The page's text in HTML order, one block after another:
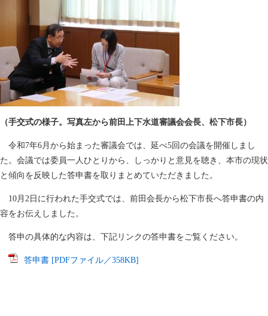
（手交式の様子。写真左から前田上下水道審議会会長、松下市長）
令和7年6月から始まった審議会では、延べ5回の会議を開催しまし
た。会議では委員一人ひとりから、しっかりと意見を聴き、本市の現状
と傾向を反映した答申書を取りまとめていただきました。
10月2日に行われた手交式では、前田会長から松下市長へ答申書の内
容をお伝えしました。
答申の具体的な内容は、下記リンクの答申書をご覧ください。
答申書 [PDFファイル／358KB]